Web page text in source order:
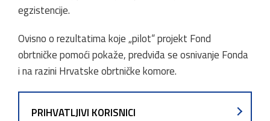
egzistencije.
Ovisno o rezultatima koje „pilot“ projekt Fond
obrtničke pomoći pokaže, predviđa se osnivanje Fonda
i na razini Hrvatske obrtničke komore.
PRIHVATLJIVI KORISNICI